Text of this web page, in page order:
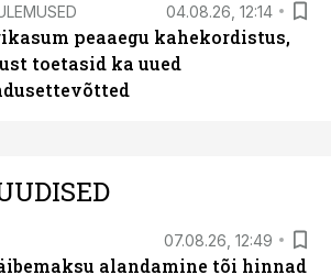
04.08.26, 12:14
peaaegu kahekordistus,
toetasid ka uued
07.08.26, 12:49
alandamine tõi hinnad